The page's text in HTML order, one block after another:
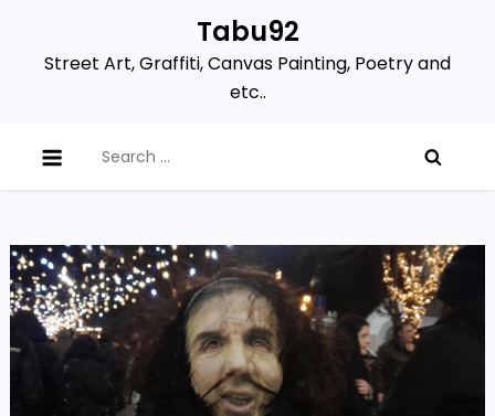
content
Tabu92
Street Art, Graffiti, Canvas Painting, Poetry and
etc..
for: